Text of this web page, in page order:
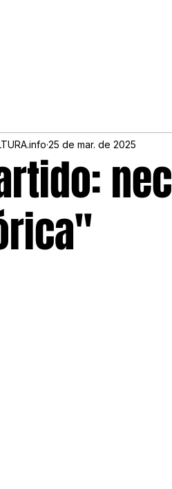
25 de mar. de 2025